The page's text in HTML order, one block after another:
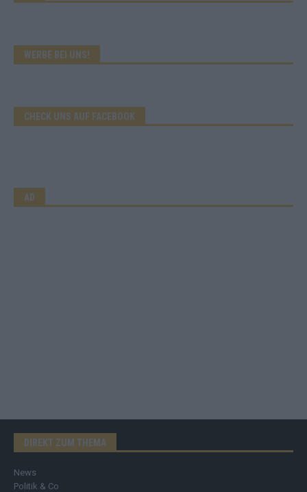
WERBE BEI UNS!
CHECK UNS AUF FACEBOOK
AD
DIREKT ZUM THEMA
News
Politik & Co